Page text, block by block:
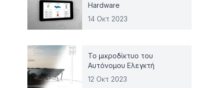
Hardware
14 Οκτ 2023
Το μικροδίκτυο του
Αυτόνομου Ελεγκτή
12 Οκτ 2023